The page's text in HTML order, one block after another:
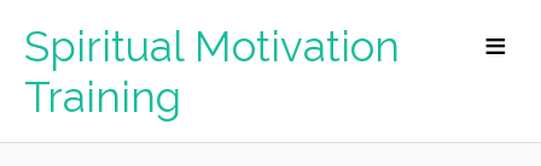
Spiritual Motivation
Training